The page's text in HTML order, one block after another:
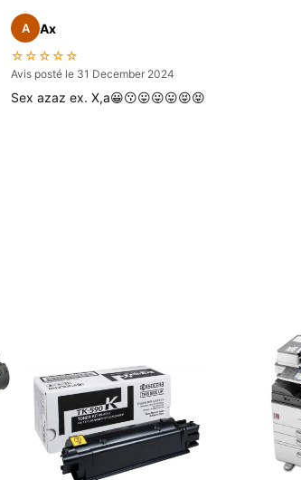
A
Ax
☆☆☆☆☆
Avis posté le 31 December 2024
Sex azaz ex. X,a😀😗😛😛😛😝😝